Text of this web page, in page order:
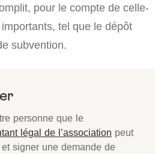
pour le compte de celle-
tel que le dépôt
subvention.
personne que le
légal de l’association peut
signer une demande de